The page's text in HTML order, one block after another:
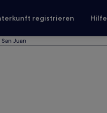
registrieren Hilfe
Juan